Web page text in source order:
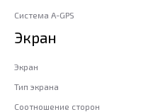
Система A-GPS
Экран
Экран
Тип экрана
Соотношение сторон